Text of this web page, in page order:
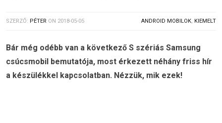
SZERZŐ: PÉTER ON 2018-05-05 ANDROID MOBILOK, KIEMELT
Bár még odébb van a következő S szériás Samsung
csúcsmobil bemutatója, most érkezett néhány friss hír
a készülékkel kapcsolatban. Nézzük, mik ezek!